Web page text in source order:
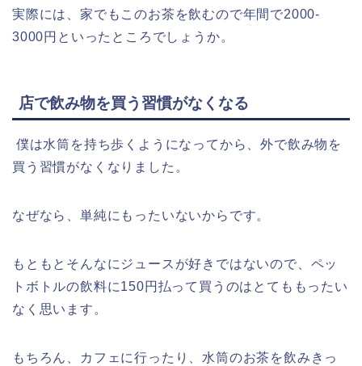
実際には、家でもこのお茶を飲むので年間で2000-
3000円といったところでしょうか。
店で飲み物を買う習慣がなくなる
僕は水筒を持ち歩くようになってから、外で飲み物を
買う習慣がなくなりました。
なぜなら、単純にもったいないからです。
もともとそんなにジュースが好きではないので、ペッ
トボトルの飲料に150円払って買うのはとてももったい
なく思います。
もちろん、カフェに行ったり、水筒のお茶を飲みきっ